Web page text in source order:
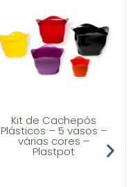
Kit de Cachepôs
Plásticos – 5 vasos –
várias cores –
Plastpot